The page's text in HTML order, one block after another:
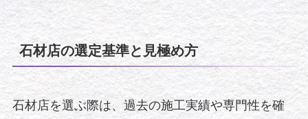
石材店の選定基準と見極め方
石材店を選ぶ際は、過去の施工実績や専門性を確